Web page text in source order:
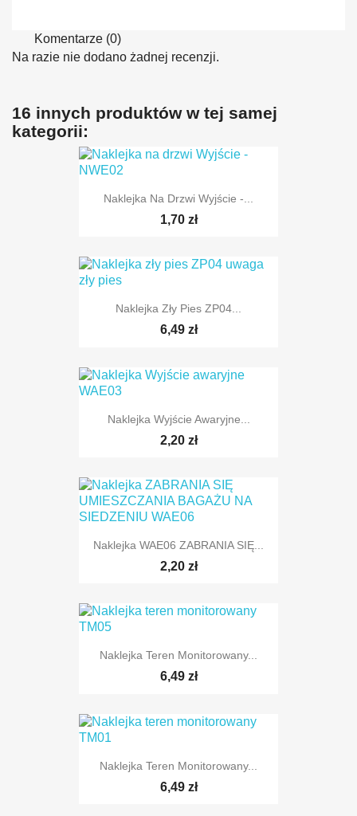
Komentarze (0)
Na razie nie dodano żadnej recenzji.
16 innych produktów w tej samej
kategorii:
Naklejka Na Drzwi Wyjście -...
1,70 zł
Naklejka Zły Pies ZP04...
6,49 zł
Naklejka Wyjście Awaryjne...
2,20 zł
Naklejka WAE06 ZABRANIA SIĘ...
2,20 zł
Naklejka Teren Monitorowany...
6,49 zł
Naklejka Teren Monitorowany...
6,49 zł